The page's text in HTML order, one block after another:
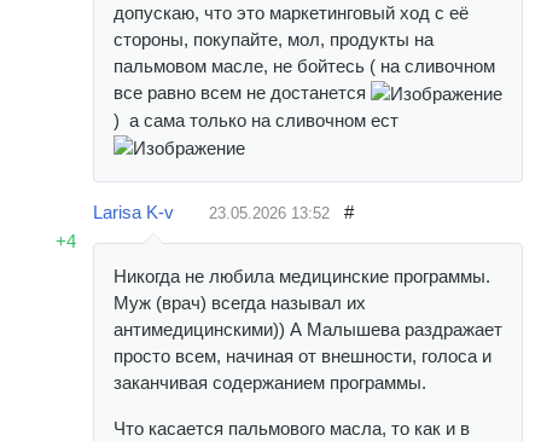
допускаю, что это маркетинговый ход с её
стороны, покупайте, мол, продукты на
пальмовом масле, не бойтесь ( на сливочном
все равно всем не достанется
) а сама только на сливочном ест
+4
Larisa K-v 23.05.2026 13:52 #
Никогда не любила медицинские программы.
Муж (врач) всегда называл их
антимедицинскими)) А Малышева раздражает
просто всем, начиная от внешности, голоса и
заканчивая содержанием программы.
Что касается пальмового масла, то как и в